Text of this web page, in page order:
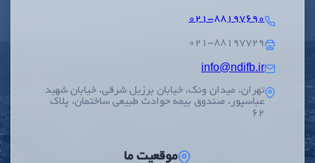
۰۲۱-۸۸۱۹۷۶۹۰
۰۲۱-۸۸۱۹۷۷۲۹
info@ndifb.ir
تهران، میدان ونک، خیابان برزیل شرقی، خیابان شهید
عباسپور، صندوق بیمه حوادث طبیعی ساختمان، پلاک
62
موقعیت ما